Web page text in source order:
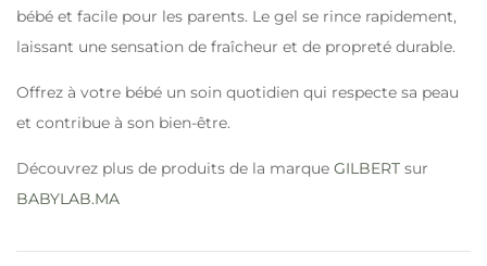
bébé et facile pour les parents. Le gel se rince rapidement,
laissant une sensation de fraîcheur et de propreté durable.
Offrez à votre bébé un soin quotidien qui respecte sa peau
et contribue à son bien-être.
Découvrez plus de produits de la marque GILBERT sur
BABYLAB.MA